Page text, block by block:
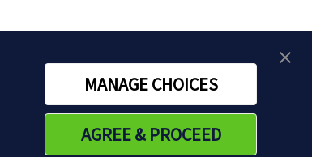
MANAGE CHOICES
AGREE & PROCEED